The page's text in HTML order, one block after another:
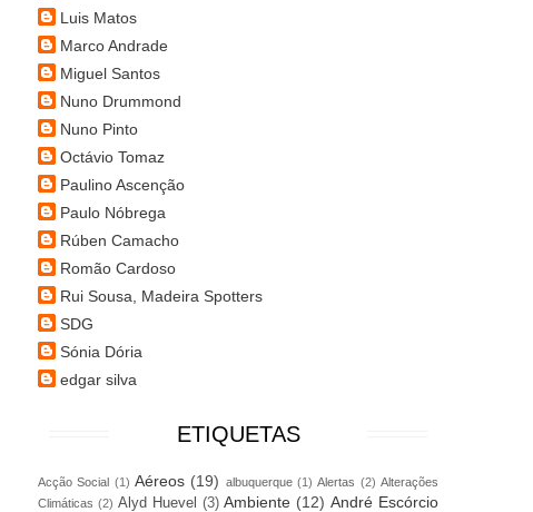
Luis Matos
Marco Andrade
Miguel Santos
Nuno Drummond
Nuno Pinto
Octávio Tomaz
Paulino Ascenção
Paulo Nóbrega
Rúben Camacho
Romão Cardoso
Rui Sousa, Madeira Spotters
SDG
Sónia Dória
edgar silva
ETIQUETAS
Acção Social (1) Aéreos (19) albuquerque (1) Alertas (2) Alterações
Climáticas (2) Alyd Huevel (3) Ambiente (12) André Escórcio